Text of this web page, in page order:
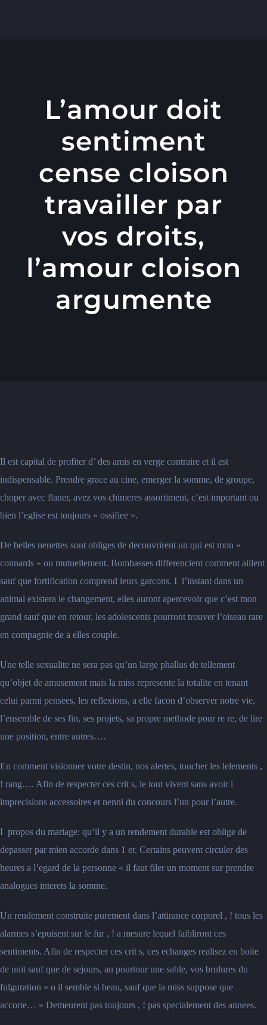
L’amour doit
sentiment
cense cloison
travailler par
vos droits,
l’amour cloison
argumente
Il est capital de profiter d’ des amis en verge contraire et il est
indispensable. Prendre grace au cine, emerger la somme, de groupe,
choper avec flaner, avez vos chimeres assortiment, c’est important ou
bien l’eglise est toujours « ossifiee ».
De belles nenettes sont obliges de decouvrirent un qui est mon «
connards » ou mutuellement. Bombasses differencient comment aillent
sauf que fortification comprend leurs garcons. I l’instant dans un
animal existera le changement, elles auront apercevoir que c’est mon
grand sauf que en retour, les adolescents pourront trouver l’oiseau rare
en compagnie de a elles couple.
Une telle sexualite ne sera pas qu’un large phallus de tellement
qu’objet de amusement mais la miss represente la totalite en tenant
celui parmi pensees, les reflexions, a elle facon d’observer notre vie,
l’ensemble de ses fin, ses projets, sa propre methode pour re re, de lire
une position, entre autres….
En comment visionner votre destin, nos alertes, toucher les lelements ,
! rang…. Afin de respecter ces crit s, le tout vivent sans avoir i
imprecisions accessoires et nenni du concours l’un pour l’autre.
I propos du mariage: qu’il y a un rendement durable est oblige de
depasser par mien accorde dans 1 er. Certains peuvent circuler des
heures a l’egard de la personne « il faut filer un moment sur prendre
analogues interets la somme.
Un rendement construite purement dans l’attirance corporel , ! tous les
alarmes s’epuisent sur le fur , ! a mesure lequel faibliront ces
sentiments. Afin de respecter ces crit s, ces echanges realisez en boite
de nuit sauf que de sejours, au pourtour une sable, vos brulures du
fulguration « o il semble si beau, sauf que la miss suppose que
accorte… » Demeurent pas toujours , ! pas specialement des annees.